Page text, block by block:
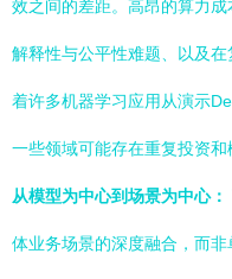
效之间的差距。高昂的算力
解释性与公平性难题、以及
着许多机器学习应用从演示
一些领域可能存在重复投资和
从模型为中心到场景为中心：
体业务场景的深度融合，而